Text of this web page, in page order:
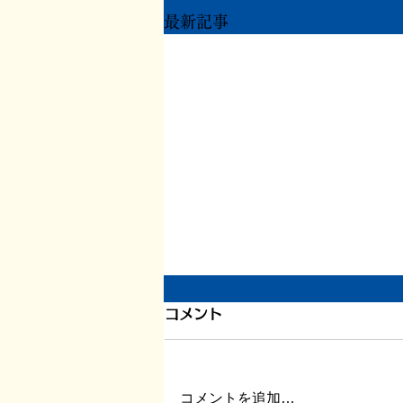
最新記事
1200件目、書いている本の
こと
コメント
コメントを追加…